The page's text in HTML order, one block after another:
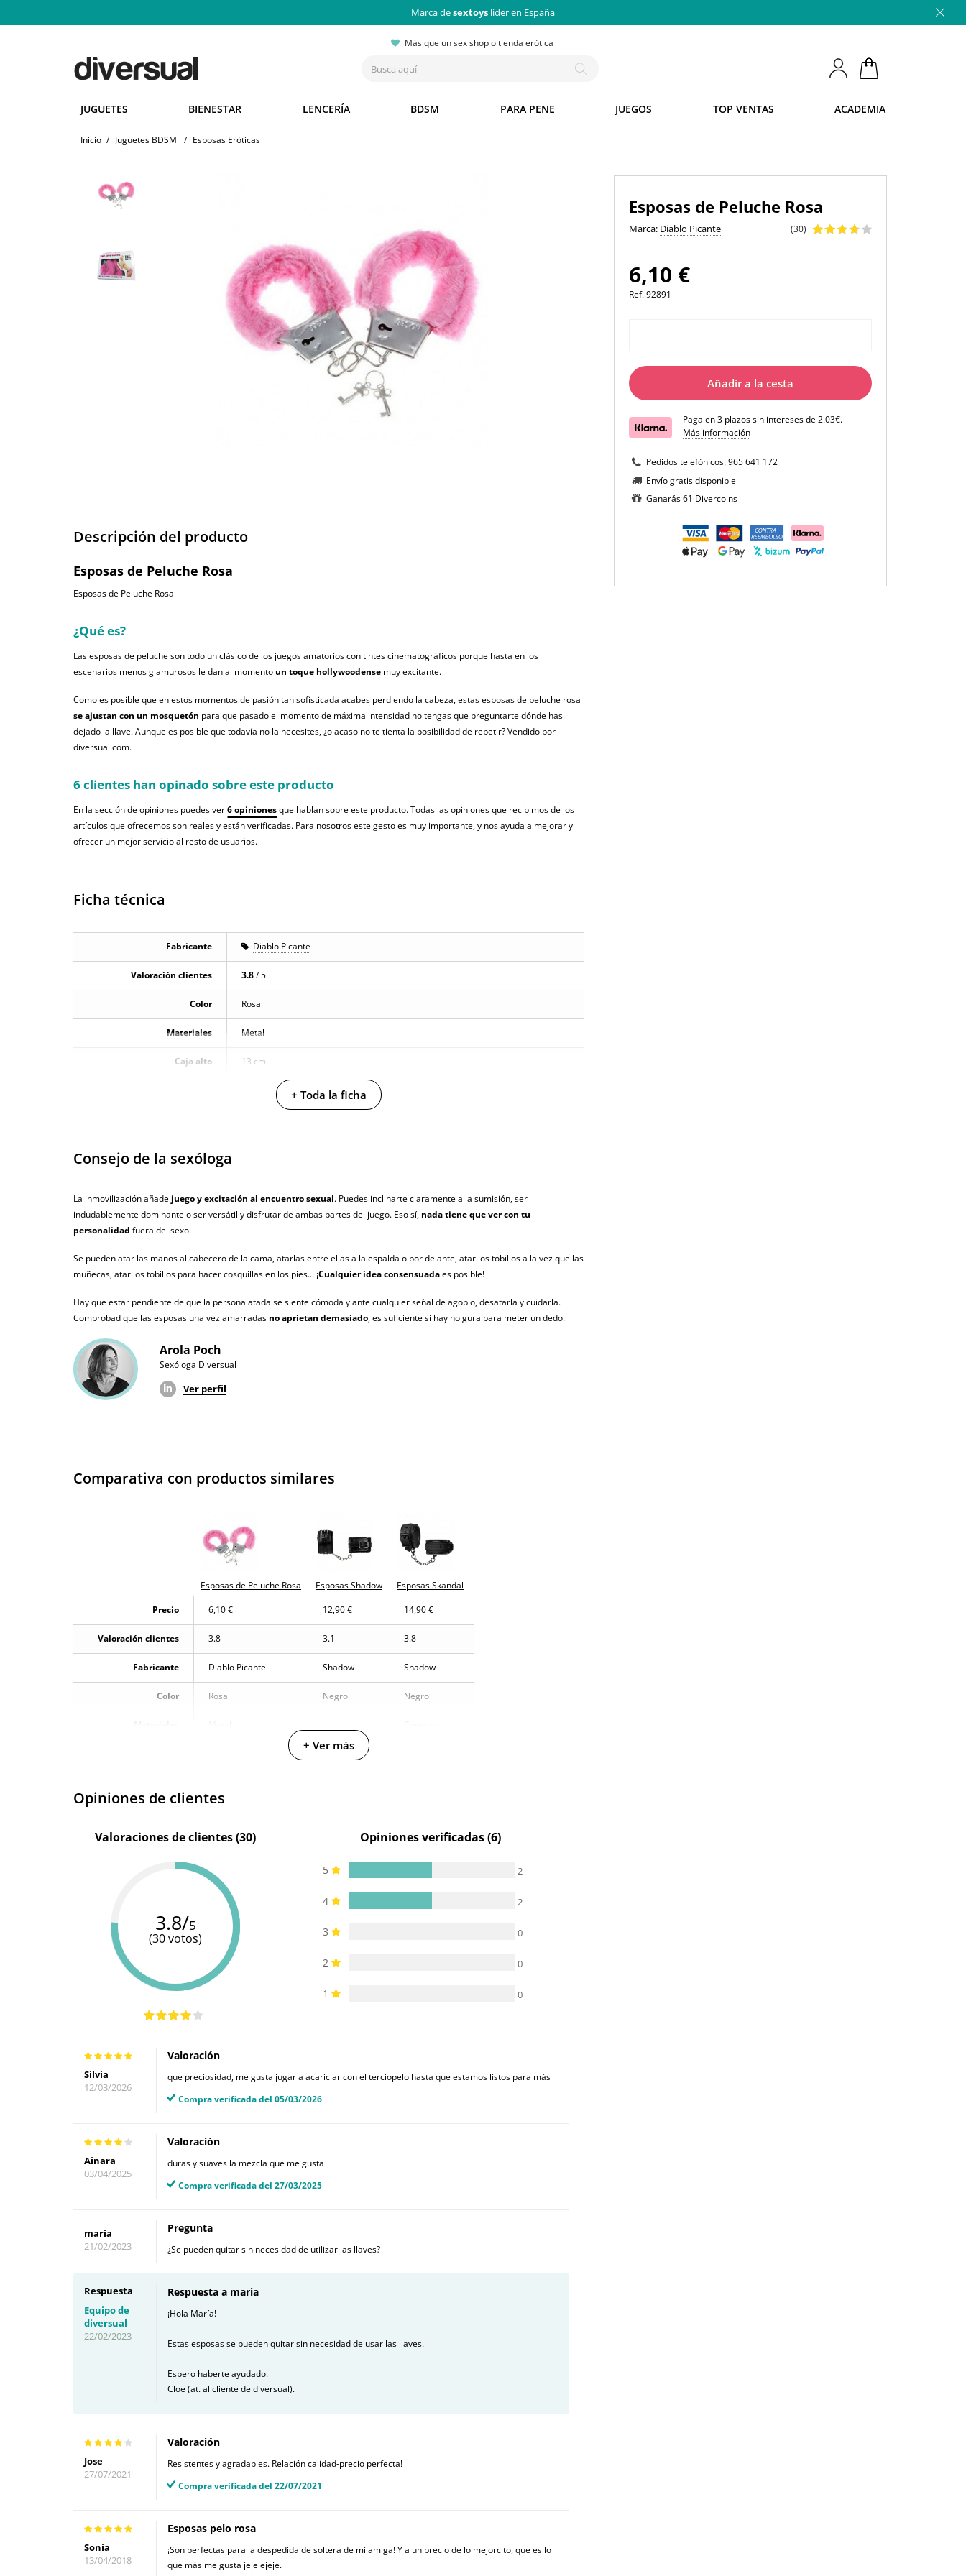
Marca desextoys lider en España
Más que un sex shop o tienda erótica
JUGUETES BIENESTAR LENCERÍA BDSM PARA PENE JUEGOS TOP VENTAS ACADEMIA
Inicio / Juguetes BDSM / Esposas Eróticas
Esposas de Peluche Rosa
Marca: Diablo Picante (30)
6,10 €
Ref.92891
Añadir a la cesta
Paga en 3 plazos sin intereses de 2.03€.
Más información
Pedidos telefónicos:965 641 172
Envíogratis disponible
Ganarás 61 Divercoins
Descripción del producto
Esposas de Peluche Rosa
Esposas de Peluche Rosa
¿Qué es?
Las esposas de peluche son todo un clásico de los juegos amatorios con tintes cinematográficos porque hasta en los
escenarios menos glamurosos le dan al momentoun toque hollywoodense muy excitante.
Como es posible que en estos momentos de pasión tan sofisticada acabes perdiendo la cabeza, estas esposas de peluche rosa
se ajustan con un mosquetón para que pasado el momento de máxima intensidad no tengas que preguntarte dónde has
dejado la llave. Aunque es posible que todavía no la necesites, ¿o acaso no te tienta la posibilidad de repetir? Vendido por
diversual.com.
6 clientes han opinado sobre este producto
En la sección de opiniones puedes ver6 opinionesque hablan sobre este producto. Todas las opiniones que recibimos de los
artículos que ofrecemos son reales y están verificadas. Para nosotros este gesto es muy importante, y nos ayuda a mejorar y
ofrecer un mejor servicio al resto de usuarios.
Ficha técnica
Fabricante Diablo Picante
Valoración clientes 3.8/ 5
Color Rosa
Materiales Metal
Caja alto 13 cm
No testado en animales
Envío discreto
Garantías 3 años de garantía
¿Cuándo lo recibo? El martes 11 de agosto (fecha estimada)
+ Toda la ficha
Consejo de la sexóloga
La inmovilización añade juego y excitación al encuentro sexual. Puedes inclinarte claramente a la sumisión, ser
indudablemente dominante o ser versátil y disfrutar de ambas partes del juego. Eso sí, nada tiene que ver con tu
personalidad fuera del sexo.
Se pueden atar las manos al cabecero de la cama, atarlas entre ellas a la espalda o por delante, atar los tobillos a la vez que las
muñecas, atar los tobillos para hacer cosquillas en los pies... ¡Cualquier idea consensuadaes posible!
Hay que estar pendiente de que la persona atada se siente cómoda y ante cualquier señal de agobio, desatarla y cuidarla.
Comprobad que las esposas una vez amarradas no aprietan demasiado, es suficiente si hay holgura para meter un dedo.
Arola Poch
Sexóloga Diversual
Ver perfil
Comparativa con productos similares
Esposas de Peluche Rosa Esposas Shadow
Esposas Skandal
Precio
6,10 € 12,90 € 14,90 €
Valoración clientes 3.8 3.1 3.8
Fabricante Diablo Picante Shadow Shadow
Color Rosa Negro Negro
+ Ver más
Opiniones de clientes
Valoraciones de clientes (30)
3.8/5
(30 votos)
Opiniones verificadas (6)
5 2
4 2
3 0
2 0
1 0
Silvia
12/03/2026
Valoración
que preciosidad, me gusta jugar a acariciar con el terciopelo hasta que estamos listos para más
Compra verificada del 05/03/2026
Ainara
03/04/2025
Valoración
duras y suaves la mezcla que me gusta
Compra verificada del 27/03/2025
maria
21/02/2023
Pregunta
¿Se pueden quitar sin necesidad de utilizar las llaves?
Respuesta
Equipo de
diversual
22/02/2023
Respuesta a maria
¡Hola María!
Estas esposas se pueden quitar sin necesidad de usar las llaves.
Espero haberte ayudado.
Cloe (at. al cliente de diversual).
Jose
27/07/2021
Valoración
Resistentes y agradables. Relación calidad-precio perfecta!
Compra verificada del 22/07/2021
Sonia
13/04/2018
Esposas pelo rosa
¡Son perfectas para la despedida de soltera de mi amiga! Y a un precio de lo mejorcito, que es lo
que más me gusta jejejejeje.